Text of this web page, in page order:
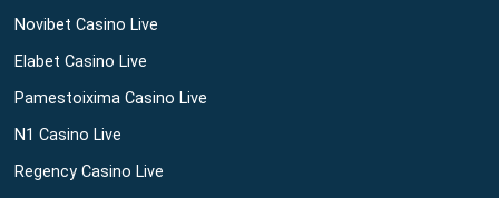
Novibet Casino Live
Elabet Casino Live
Pamestoixima Casino Live
N1 Casino Live
Regency Casino Live